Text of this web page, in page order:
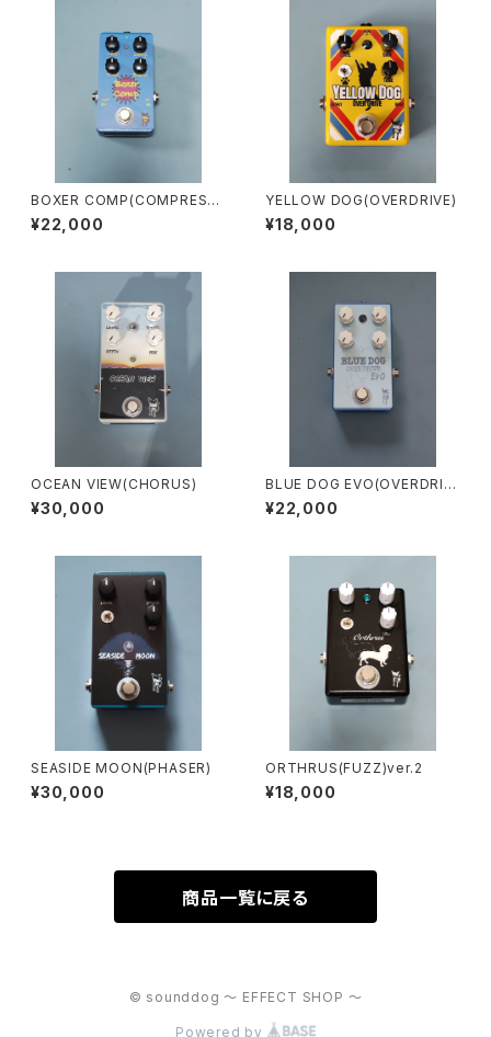
BOXER COMP(COMPRESS
OR)
¥22,000
YELLOW DOG(OVERDRIVE)
¥18,000
OCEAN VIEW(CHORUS)
¥30,000
BLUE DOG EVO(OVERDRIV
E)
¥22,000
SEASIDE MOON(PHASER)
¥30,000
ORTHRUS(FUZZ)ver.2
¥18,000
商品一覧に戻る
© sounddog ～ EFFECT SHOP ～
Powered by